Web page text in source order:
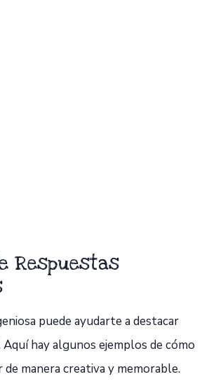
Respuestas
puede ayudarte a destacar
hay algunos ejemplos de cómo
manera creativa y memorable.